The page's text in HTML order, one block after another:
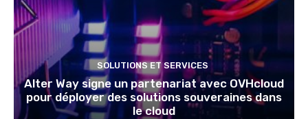
SOLUTIONS ET SERVICES
Alter Way signe un partenariat avec OVHcloud
pour déployer des solutions souveraines dans
le cloud